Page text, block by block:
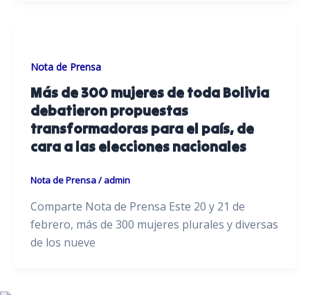
Nota de Prensa
Más de 300 mujeres de toda Bolivia
debatieron propuestas
transformadoras para el país, de
cara a las elecciones nacionales
Nota de Prensa/admin
Comparte Nota de Prensa Este 20 y 21 de
febrero, más de 300 mujeres plurales y diversas
de los nueve